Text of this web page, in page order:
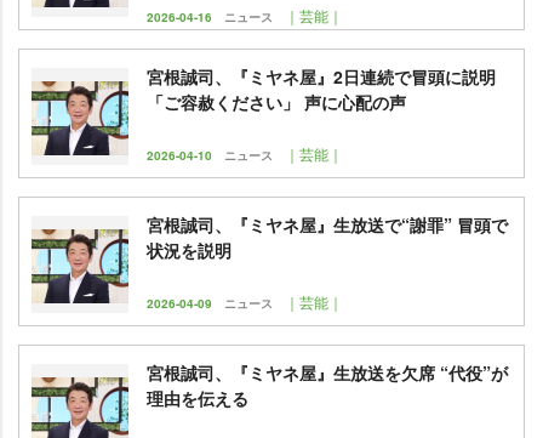
2026-04-16 ニュース ｜芸能｜
宮根誠司、『ミヤネ屋』2日連続で冒頭に説明
「ご容赦ください」 声に心配の声
2026-04-10 ニュース ｜芸能｜
宮根誠司、『ミヤネ屋』生放送で“謝罪” 冒頭で
状況を説明
2026-04-09 ニュース ｜芸能｜
宮根誠司、『ミヤネ屋』生放送を欠席 “代役”が
理由を伝える